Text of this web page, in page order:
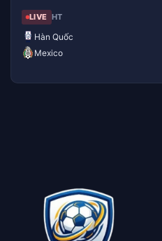
LIVE HT
Hàn Quốc
Mexico